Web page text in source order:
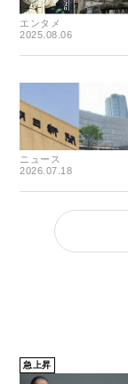
エンタメ
2025.08.06
ニュース
2026.07.18
急上昇